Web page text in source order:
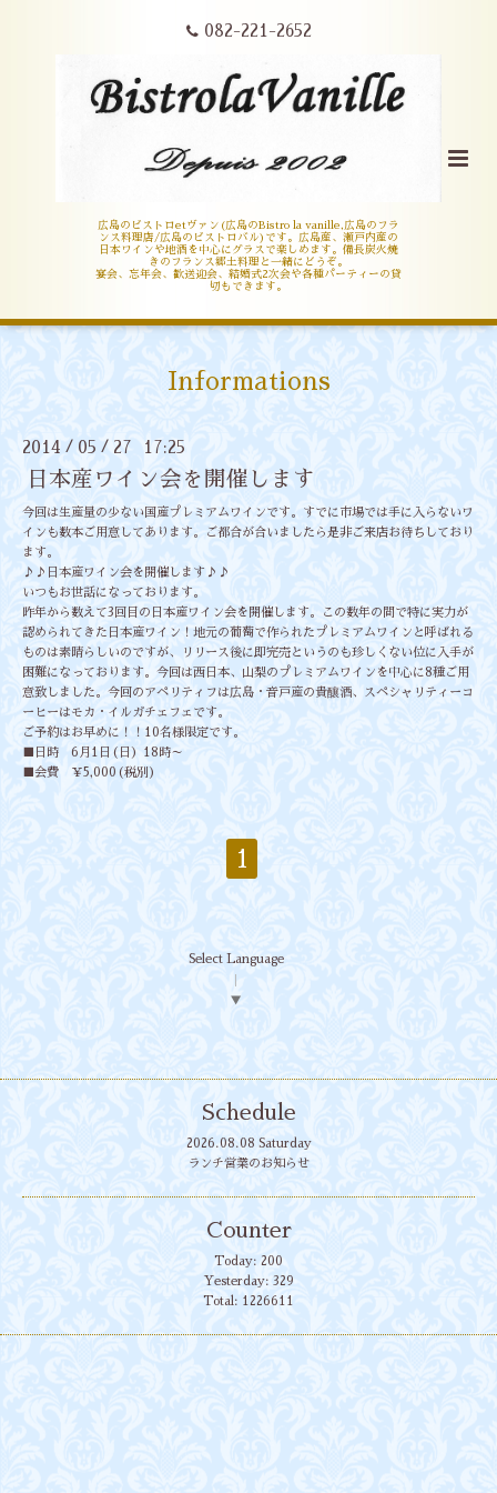
082-221-2652
広島のビストロetヴァン(広島のBistro la vanille,広島のフラ
ンス料理店/広島のビストロバル)です。広島産、瀬戸内産の
日本ワインや地酒を中心にグラスで楽しめます。備長炭火焼
きのフランス郷土料理と一緒にどうぞ。
宴会、忘年会、歓送迎会、結婚式2次会や各種パーティーの貸
切もできます。
Informations
2014 / 05 / 27 17:25
日本産ワイン会を開催します
今回は生産量の少ない国産プレミアムワインです。すでに市場では手に入らないワ
インも数本ご用意してあります。ご都合が合いましたら是非ご来店お待ちしており
ます。
♪♪日本産ワイン会を開催します♪♪
いつもお世話になっております。
昨年から数えて3回目の日本産ワイン会を開催します。この数年の間で特に実力が
認められてきた日本産ワイン！地元の葡萄で作られたプレミアムワインと呼ばれる
ものは素晴らしいのですが、リリース後に即完売というのも珍しくない位に入手が
困難になっております。今回は西日本、山梨のプレミアムワインを中心に8種ご用
意致しました。今回のアペリティフは広島・音戸産の貴釀酒、スペシャリティーコ
ーヒーはモカ・イルガチェフェです。
ご予約はお早めに！！10名様限定です。
■日時 6月1日(日）18時～
■会費 ￥5,000(税別)
1
Select Language
▼
Schedule
2026.08.08 Saturday
ランチ営業のお知らせ
Counter
Today: 200
Yesterday: 329
Total: 1226611